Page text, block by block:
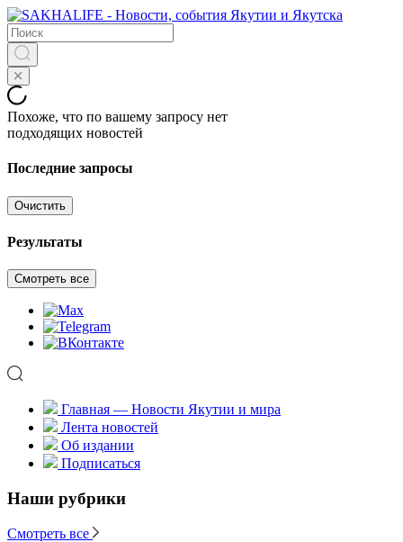
Похоже, что по вашему запросу нет
подходящих новостей
Последние запросы
Очистить
Результаты
Смотреть все
Главная — Новости Якутии и мира
Лента новостей
Об издании
Подписаться
Наши рубрики
Смотреть все